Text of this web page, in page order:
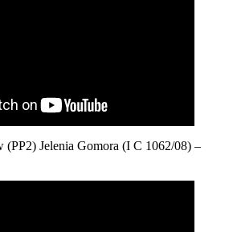
(PP2) Jelenia Gomora (I C 1062/08) –